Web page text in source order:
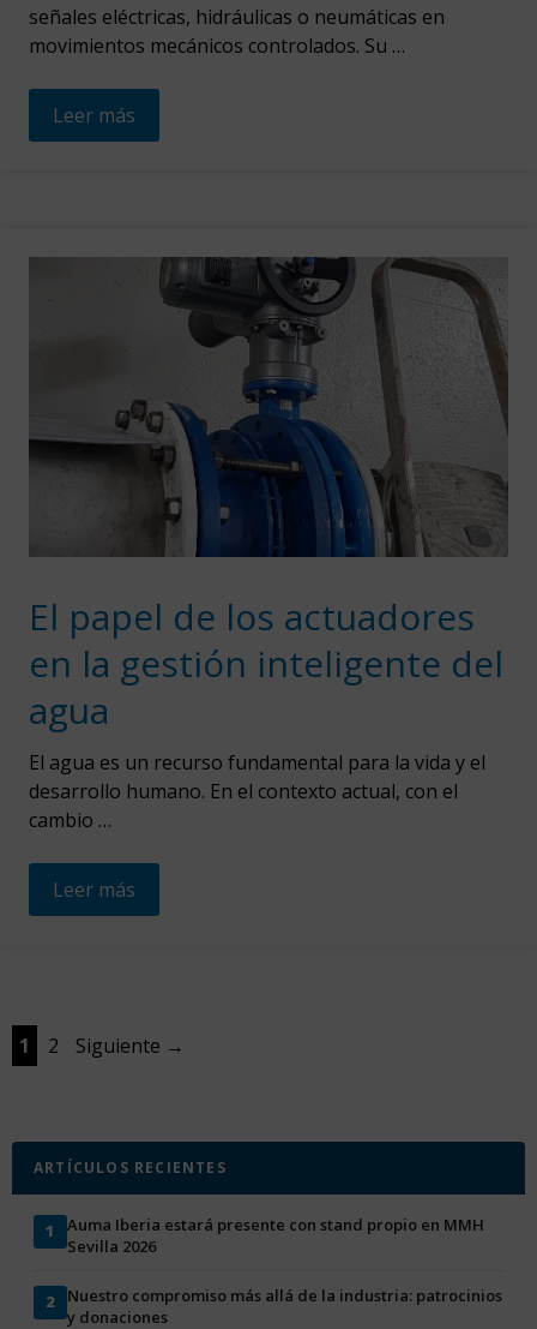
señales eléctricas, hidráulicas o neumáticas en
movimientos mecánicos controlados. Su …
Leer más
El papel de los actuadores
en la gestión inteligente del
agua
El agua es un recurso fundamental para la vida y el
desarrollo humano. En el contexto actual, con el
cambio …
Leer más
Página
1 Página
2 Siguiente →
ARTÍCULOS RECIENTES
1
Auma Iberia estará presente con stand propio en MMH
Sevilla 2026
2
Nuestro compromiso más allá de la industria: patrocinios
y donaciones